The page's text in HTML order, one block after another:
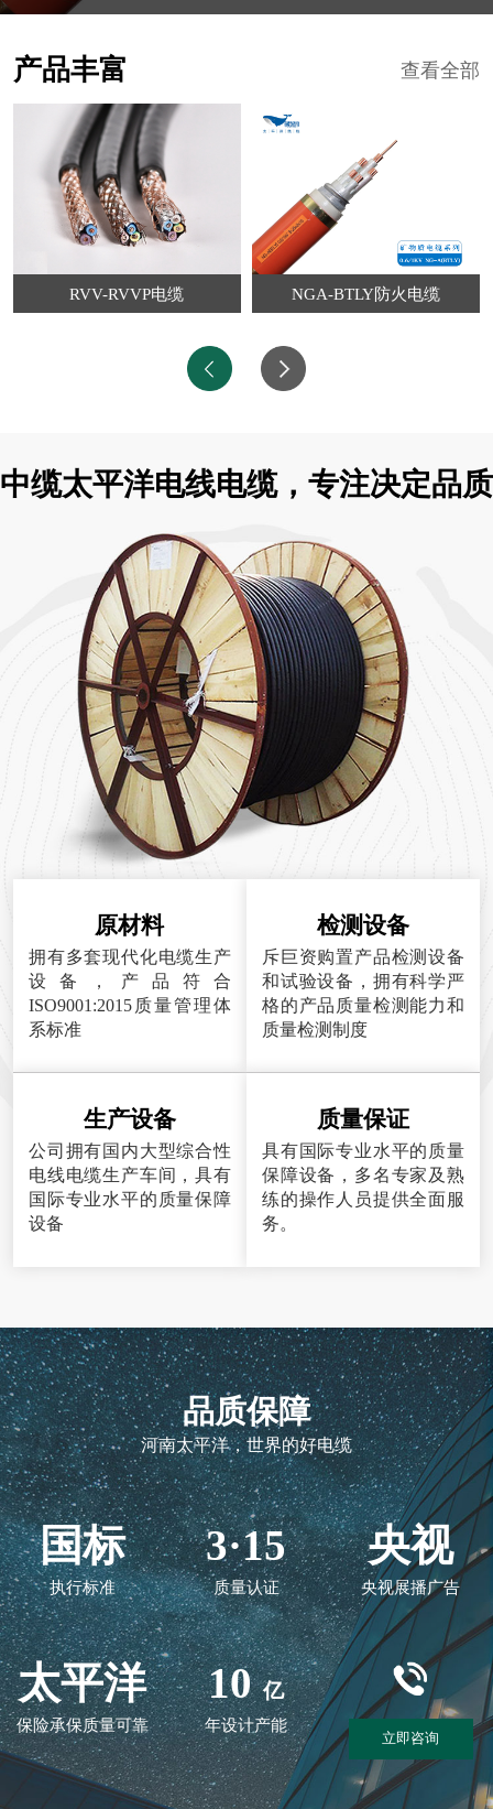
查看全部
产品丰富
RVV-RVVP电缆 NGA-BTLY防火电缆
中缆太平洋电线电缆，专注决定品质
原材料
拥有多套现代化电缆生产
设备，产品符合
ISO9001:2015质量管理体
系标准
检测设备
斥巨资购置产品检测设备
和试验设备，拥有科学严
格的产品质量检测能力和
质量检测制度
生产设备
公司拥有国内大型综合性
电线电缆生产车间，具有
国际专业水平的质量保障
设备
质量保证
具有国际专业水平的质量
保障设备，多名专家及熟
练的操作人员提供全面服
务。
品质保障
河南太平洋，世界的好电缆
国标
执行标准
3·15
质量认证
央视
央视展播广告
太平洋
保险承保质量可靠
10 亿
年设计产能
立即咨询